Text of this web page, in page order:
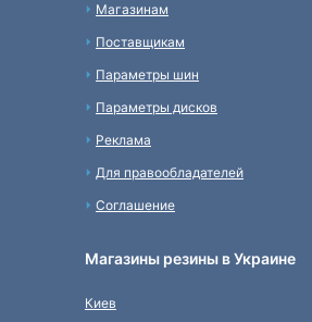
Магазинам
Поставщикам
Параметры шин
Параметры дисков
Реклама
Для правообладателей
Соглашение
Магазины резины в Украине
Киев